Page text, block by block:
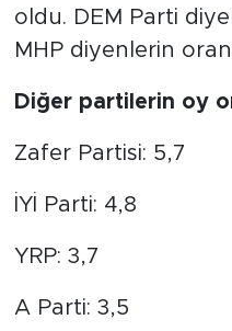
oldu. DEM Parti
MHP diyenlerin
Diğer partilerin oy
Zafer Partisi: 5,7
İYİ Parti: 4,8
YRP: 3,7
A Parti: 3,5